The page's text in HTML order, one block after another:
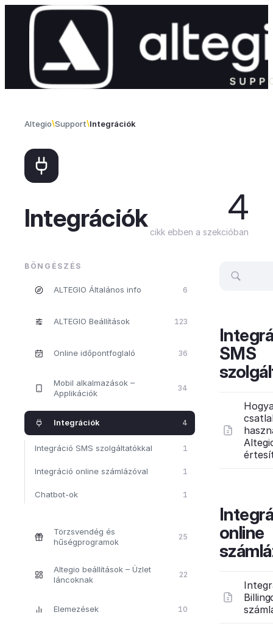
Skip to content
Altegio Support Integrációk
Integrációk 4
cikk ebben a szekcióban
BÖNGÉSZÉS
ALTEGIO Általános info 6
ALTEGIO Beállítások 123
Online időpontfoglaló 36
Mobil alkalmazások –
Applikációk
34
Integrációk 4
Integráció SMS szolgáltatókkal 1
Integráció online számlázóval 1
Chatbot-ok 1
Törzsvendég és
hűségprogramok
25
Altegio beállítások – Üzlet
láncoknak
22
Elemezések 10
SMS
online